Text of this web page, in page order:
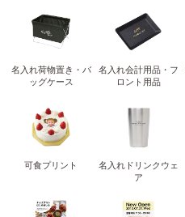
名入れ荷物置き・バ
ッグケース
名入れ会計用品・フ
ロント用品
可食プリント
名入れドリンクウェ
ア